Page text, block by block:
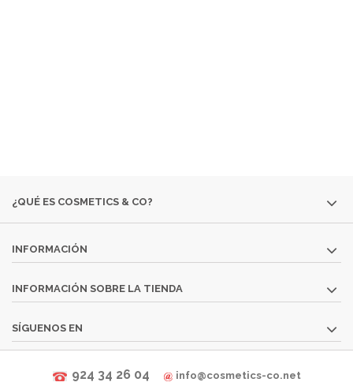
¿QUÉ ES COSMETICS & CO?
INFORMACIÓN
INFORMACIÓN SOBRE LA TIENDA
SÍGUENOS EN
924 34 26 04 info@cosmetics-co.net